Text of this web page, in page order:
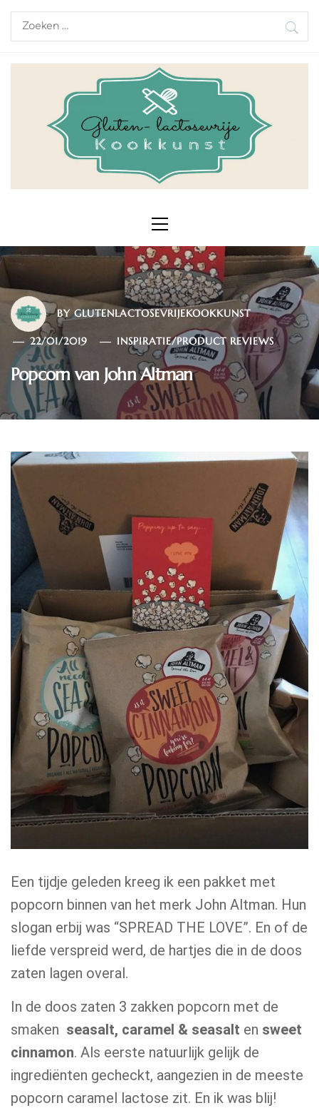
Skip
Zoeken
naar:
Menu
BYGLUTENLACTOSEVRIJEKOOKKUNST
22/01/2019 INSPIRATIE/PRODUCT REVIEWS
Popcorn van John Altman
Een tijdje geleden kreeg ik een pakket met
popcorn binnen van het merk John Altman. Hun
slogan erbij was “SPREAD THE LOVE”. En of de
liefde verspreid werd, de hartjes die in de doos
zaten lagen overal.
In de doos zaten 3 zakken popcorn met de
smaken seasalt, caramel & seasalt en sweet
cinnamon. Als eerste natuurlijk gelijk de
ingrediënten gecheckt, aangezien in de meeste
popcorn caramel lactose zit. En ik was blij!